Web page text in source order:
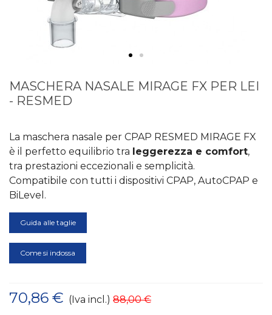
MASCHERA NASALE MIRAGE FX PER LEI
- RESMED
La maschera nasale per CPAP RESMED MIRAGE FX
è il perfetto equilibrio tra leggerezza e comfort,
tra prestazioni eccezionali e semplicità.
Compatibile con tutti i dispositivi CPAP, AutoCPAP e
BiLevel.
Guida alle taglie
Come si indossa
70,86 € (Iva incl.) 88,00 €